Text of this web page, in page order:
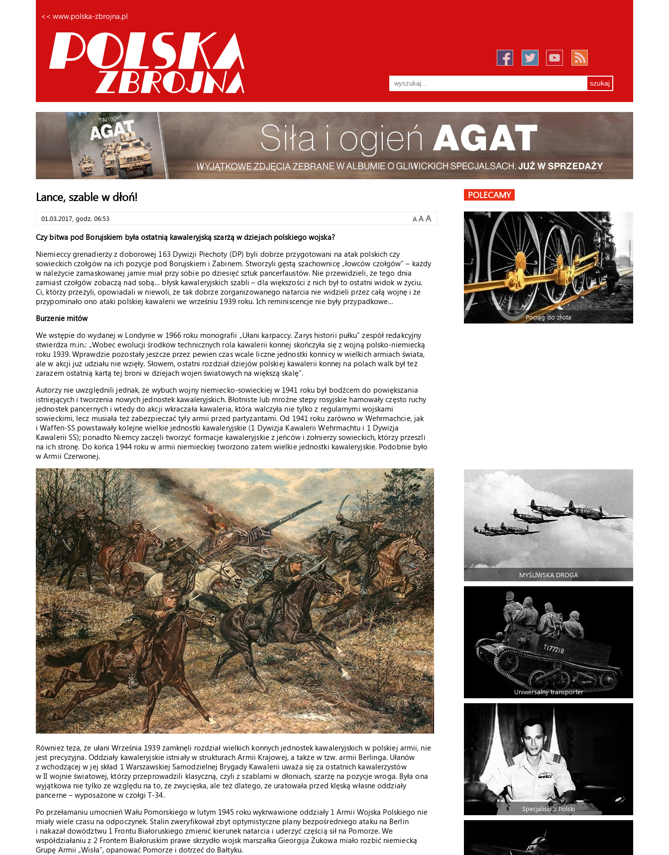
<< www.polska-zbrojna.pl
Lance, szable w dłoń!
01.03.2017, godz. 06:53 A A A
Czy bitwa pod Borujskiem była ostatnią kawaleryjską szarżą w dziejach polskiego wojska?
Niemieccy grenadierzy z doborowej 163 Dywizji Piechoty (DP) byli dobrze przygotowani na atak polskich czy
sowieckich czołgów na ich pozycje pod Borujskiem i Żabinem. Stworzyli gęstą szachownicę „łowców czołgów” – każdy
w należycie zamaskowanej jamie miał przy sobie po dziesięć sztuk pancerfaustów. Nie przewidzieli, że tego dnia
zamiast czołgów zobaczą nad sobą… błysk kawaleryjskich szabli – dla większości z nich był to ostatni widok w życiu.
Ci, którzy przeżyli, opowiadali w niewoli, że tak dobrze zorganizowanego natarcia nie widzieli przez całą wojnę i że
przypominało ono ataki polskiej kawalerii we wrześniu 1939 roku. Ich reminiscencje nie były przypadkowe…
Burzenie mitów
We wstępie do wydanej w Londynie w 1966 roku monografii „Ułani karpaccy. Zarys historii pułku” zespół redakcyjny
stwierdza m.in.: „Wobec ewolucji środków technicznych rola kawalerii konnej skończyła się z wojną polsko-niemiecką
roku 1939. Wprawdzie pozostały jeszcze przez pewien czas wcale liczne jednostki konnicy w wielkich armiach świata,
ale w akcji już udziału nie wzięły. Słowem, ostatni rozdział dziejów polskiej kawalerii konnej na polach walk był też
zarazem ostatnią kartą tej broni w dziejach wojen światowych na większą skalę”.
Autorzy nie uwzględnili jednak, że wybuch wojny niemiecko-sowieckiej w 1941 roku był bodźcem do powiększania
istniejących i tworzenia nowych jednostek kawaleryjskich. Błotniste lub mroźne stepy rosyjskie hamowały często ruchy
jednostek pancernych i wtedy do akcji wkraczała kawaleria, która walczyła nie tylko z regularnymi wojskami
sowieckimi, lecz musiała też zabezpieczać tyły armii przed partyzantami. Od 1941 roku zarówno w Wehrmachcie, jak
i Waffen-SS powstawały kolejne wielkie jednostki kawaleryjskie (1 Dywizja Kawalerii Wehrmachtu i 1 Dywizja
Kawalerii SS); ponadto Niemcy zaczęli tworzyć formacje kawaleryjskie z jeńców i żołnierzy sowieckich, którzy przeszli
na ich stronę. Do końca 1944 roku w armii niemieckiej tworzono zatem wielkie jednostki kawaleryjskie. Podobnie było
w Armii Czerwonej.
Również teza, że ułani Września 1939 zamknęli rozdział wielkich konnych jednostek kawaleryjskich w polskiej armii, nie
jest precyzyjna. Oddziały kawaleryjskie istniały w strukturach Armii Krajowej, a także w tzw. armii Berlinga. Ułanów
z wchodzącej w jej skład 1 Warszawskiej Samodzielnej Brygady Kawalerii uważa się za ostatnich kawalerzystów
w II wojnie światowej, którzy przeprowadzili klasyczną, czyli z szablami w dłoniach, szarżę na pozycje wroga. Była ona
wyjątkowa nie tylko ze względu na to, że zwycięska, ale też dlatego, że uratowała przed klęską własne oddziały
pancerne – wyposażone w czołgi T-34.
Po przełamaniu umocnień Wału Pomorskiego w lutym 1945 roku wykrwawione oddziały 1 Armii Wojska Polskiego nie
miały wiele czasu na odpoczynek. Stalin zweryfikował zbyt optymistyczne plany bezpośredniego ataku na Berlin
i nakazał dowództwu 1 Frontu Białoruskiego zmienić kierunek natarcia i uderzyć częścią sił na Pomorze. We
współdziałaniu z 2 Frontem Białoruskim prawe skrzydło wojsk marszałka Gieorgija Żukowa miało rozbić niemiecką
Grupę Armii „Wisła”, opanować Pomorze i dotrzeć do Bałtyku.
POLECAMY
Pociąg do złota
MYŚLIWSKA DROGA
Uniwersalny transporter
Specjaliści z Polski